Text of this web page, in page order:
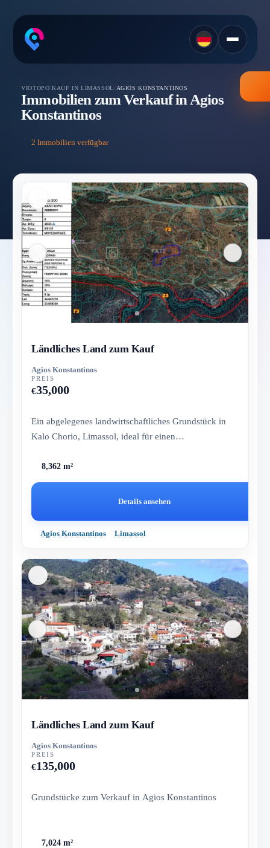
VIOTOPO /KAUF IN LIMASSOL AGIOS KONSTANTINOS
Immobilien zum Verkauf in Agios
Konstantinos
2 Immobilien verfügbar
Ländliches Land zum Kauf
Agios Konstantinos
PREIS
€35,000
Ein abgelegenes landwirtschaftliches Grundstück in
Kalo Chorio, Limassol, ideal für einen
8,362 m²
Details ansehen
Agios Konstantinos Limassol
Ländliches Land zum Kauf
Agios Konstantinos
PREIS
€135,000
Grundstücke zum Verkauf in Agios Konstantinos
7,024 m²